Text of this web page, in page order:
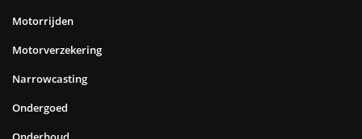
Motorrijden
Motorverzekering
Narrowcasting
Ondergoed